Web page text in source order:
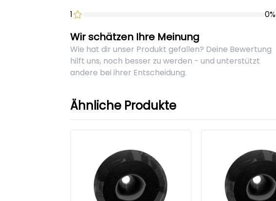
1
0%
Wir schätzen Ihre Meinung
Wie hat dir unser Produkt gefallen? Deine Bewertung
hilft uns, noch besser zu werden - und unterstützt
andere bei ihrer Entscheidung.
Ähnliche Produkte